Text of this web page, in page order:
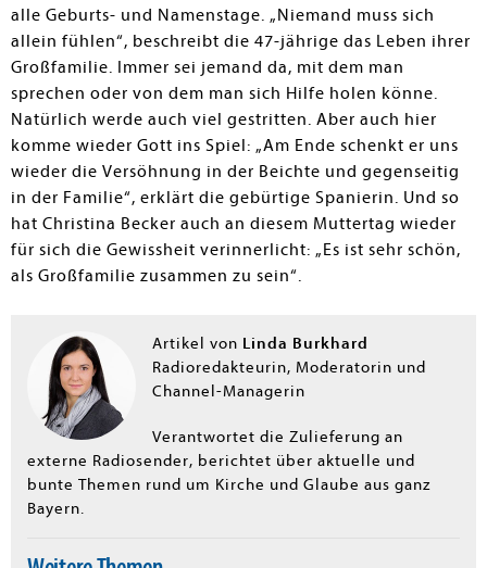
alle Geburts- und Namenstage. „Niemand muss sich
allein fühlen“, beschreibt die 47-jährige das Leben ihrer
Großfamilie. Immer sei jemand da, mit dem man
sprechen oder von dem man sich Hilfe holen könne.
Natürlich werde auch viel gestritten. Aber auch hier
komme wieder Gott ins Spiel: „Am Ende schenkt er uns
wieder die Versöhnung in der Beichte und gegenseitig
in der Familie“, erklärt die gebürtige Spanierin. Und so
hat Christina Becker auch an diesem Muttertag wieder
für sich die Gewissheit verinnerlicht: „Es ist sehr schön,
als Großfamilie zusammen zu sein“.
Artikel von Linda Burkhard
Radioredakteurin, Moderatorin und
Channel-Managerin
Verantwortet die Zulieferung an
externe Radiosender, berichtet über aktuelle und
bunte Themen rund um Kirche und Glaube aus ganz
Bayern.